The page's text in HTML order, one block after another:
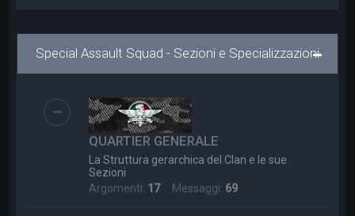
Special Assault Squad - Sezioni e Specializzazioni
QUARTIER GENERALE
La Struttura gerarchica del Clan e le sue
Sezioni
Argomenti: 17Messaggi: 69